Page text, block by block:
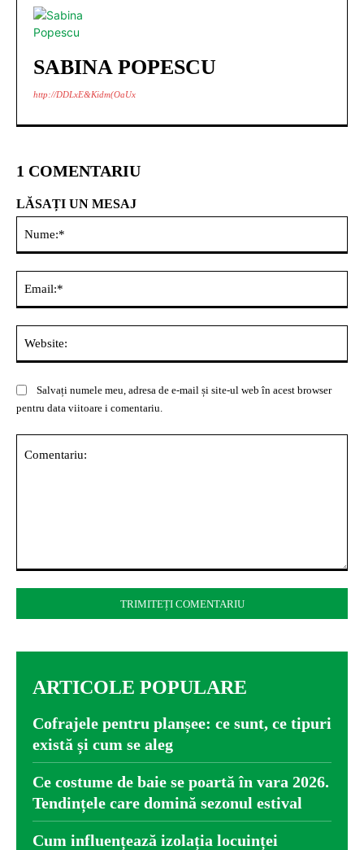
SABINA POPESCU
http://DDLxE&Kidm(OaUx
1 COMENTARIU
LĂSAȚI UN MESAJ
Salvați numele meu, adresa de e-mail și site-ul web în acest browser
pentru data viitoare i comentariu.
ARTICOLE POPULARE
Cofrajele pentru planșee: ce sunt, ce tipuri
există și cum se aleg
Ce costume de baie se poartă în vara 2026.
Tendințele care domină sezonul estival
Cum influențează izolația locuinței